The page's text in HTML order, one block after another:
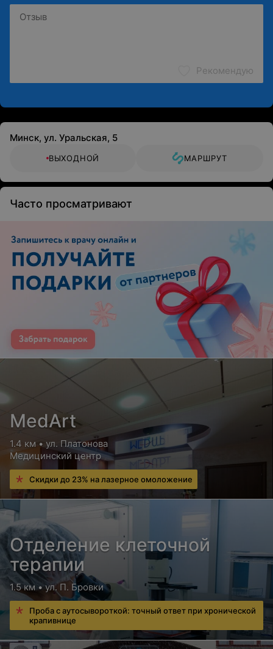
Рекомендую
Минск, ул. Уральская, 5
ВЫХОДНОЙ МАРШРУТ
Часто просматривают
MedArt
1.4 км • ул. Платонова
Медицинский центр
Скидки до 23% на лазерное омоложение
Отделение клеточной
терапии
1.5 км • ул. П. Бровки
Проба с аутосывороткой: точный ответ при хронической
крапивнице